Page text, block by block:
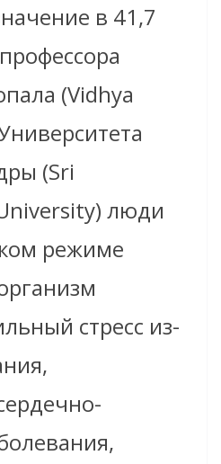
в 41,7
(Vidhya
(Sri
люди
режиме
стресс из-